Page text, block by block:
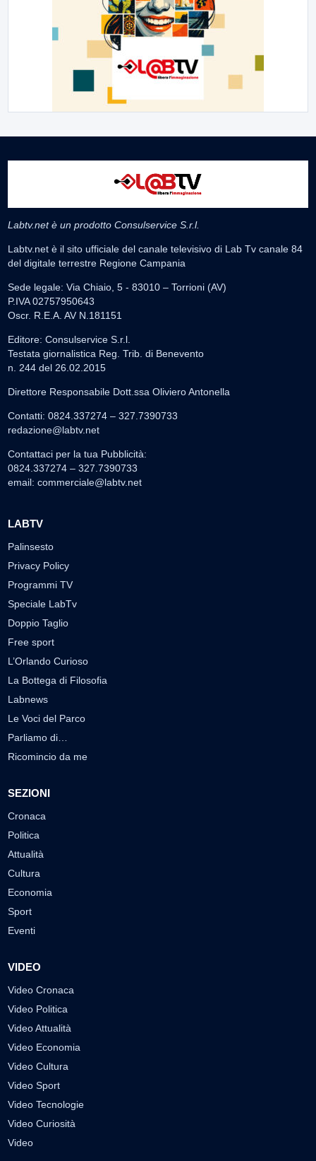
Labtv.net è un prodotto Consulservice S.r.l.
Labtv.net è il sito ufficiale del canale televisivo di Lab Tv canale 84
del digitale terrestre Regione Campania
Sede legale: Via Chiaio, 5 - 83010 – Torrioni (AV)
P.IVA 02757950643
Oscr. R.E.A. AV N.181151
Editore: Consulservice S.r.l.
Testata giornalistica Reg. Trib. di Benevento
n. 244 del 26.02.2015
Direttore Responsabile Dott.ssa Oliviero Antonella
Contatti: 0824.337274 – 327.7390733
redazione@labtv.net
Contattaci per la tua Pubblicità:
0824.337274 – 327.7390733
email: commerciale@labtv.net
LABTV
Palinsesto
Privacy Policy
Programmi TV
Speciale LabTv
Doppio Taglio
Free sport
L’Orlando Curioso
La Bottega di Filosofia
Labnews
Le Voci del Parco
Parliamo di…
Ricomincio da me
SEZIONI
Cronaca
Politica
Attualità
Cultura
Economia
Sport
Eventi
VIDEO
Video Cronaca
Video Politica
Video Attualità
Video Economia
Video Cultura
Video Sport
Video Tecnologie
Video Curiosità
Video